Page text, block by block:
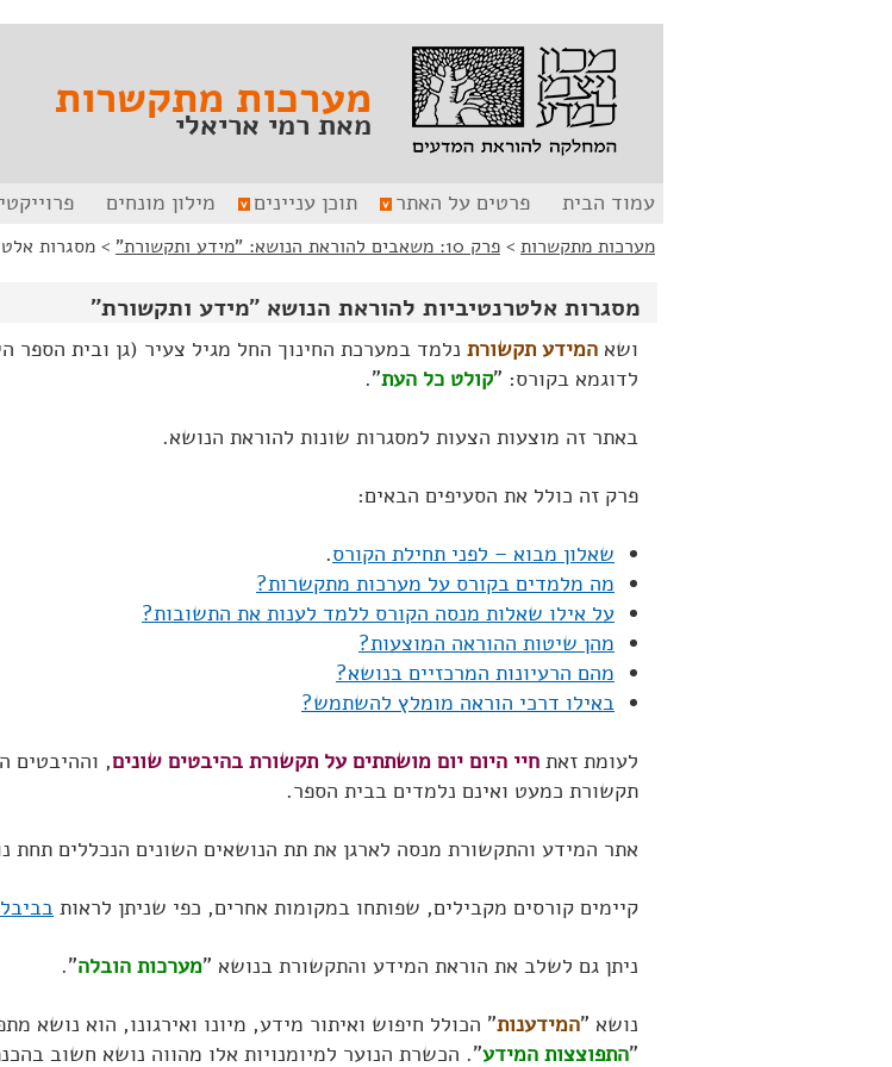
מערכות מתקשרות
מאת רמי אריאלי
עמוד הבית פרטים על האתר תוכן עניינים מילון מונחים
מערכות מתקשרות > פרק 10: משאבים להוראת הנושא: "מידע ותקשורת" > מסגרות
מסגרות אלטרנטיביות להוראת הנושא "מידע ותקשורת"
ושא המידע תקשורת נלמד במערכת החינוך החל מגיל צעיר (גן ובית הספר
לדוגמא בקורס: "קולט כל העת".
באתר זה מוצעות הצעות למסגרות שונות להוראת הנושא.
פרק זה כולל את הסעיפים הבאים:
שאלון מבוא – לפני תחילת הקורס.
מה מלמדים בקורס על מערכות מתקשרות?
על אילו שאלות מנסה הקורס ללמד לענות את התשובות?
מהן שיטות ההוראה המוצעות?
מהם הרעיונות המרכזיים בנושא?
באילו דרכי הוראה מומלץ להשתמש?
לעומת זאת חיי היום יום מושתתים על תקשורת בהיבטים שונים, וההיבטים
תקשורת כמעט ואינם נלמדים בבית הספר.
אתר המידע והתקשורת מנסה לארגן את תת הנושאים השונים הנכללים תחת
קיימים קורסים מקבילים, שפותחו במקומות אחרים, כפי שניתן לראות
ניתן גם לשלב את הוראת המידע והתקשורת בנושא "מערכות הובלה".
נושא "המידענות" הכולל חיפוש ואיתור מידע, מיונו ואירגונו, הוא נושא
"התפוצצות המידע". הכשרת הנוער למיומנויות אלו מהווה נושא חשוב